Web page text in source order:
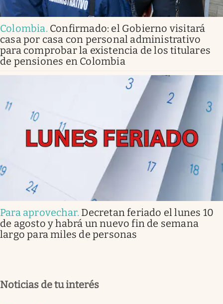
Colombia. Confirmado: el Gobierno visitará
casa por casa con personal administrativo
para comprobar la existencia de los titulares
de pensiones en Colombia
Para aprovechar. Decretan feriado el lunes 10
de agosto y habrá un nuevo fin de semana
largo para miles de personas
Noticias de tu interés